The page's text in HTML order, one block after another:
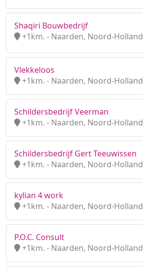
Shaqiri Bouwbedrijf
+1km. - Naarden, Noord-Holland
Vlekkeloos
+1km. - Naarden, Noord-Holland
Schildersbedrijf Veerman
+1km. - Naarden, Noord-Holland
Schildersbedrijf Gert Teeuwissen
+1km. - Naarden, Noord-Holland
kylian 4 work
+1km. - Naarden, Noord-Holland
P.O.C. Consult
+1km. - Naarden, Noord-Holland